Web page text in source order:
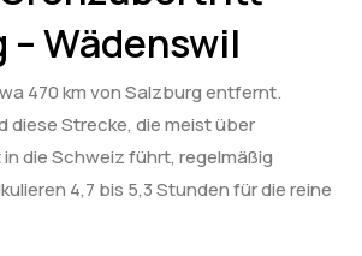
– Wädenswil
470 km von Salzburg entfernt.
diese Strecke, die meist über
die Schweiz führt, regelmäßig
4,7 bis 5,3 Stunden für die reine